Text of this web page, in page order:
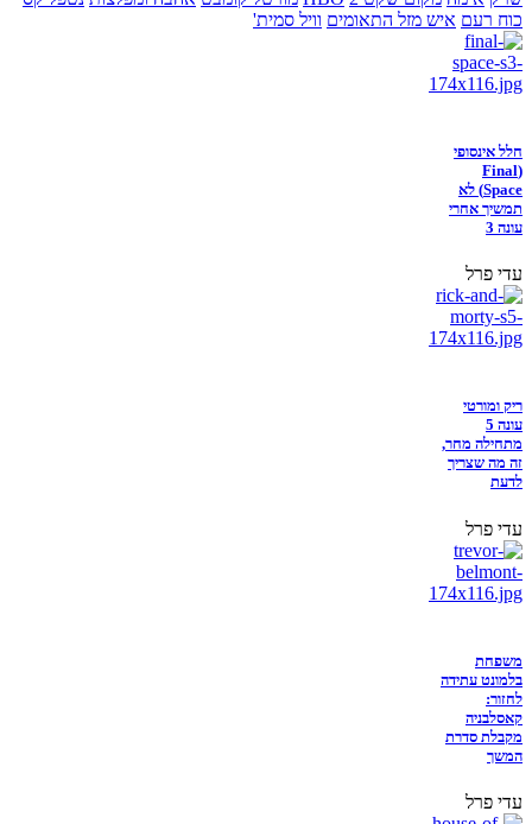
כוח רעם איש מזל התאומים וויל סמית'
חלל אינסופי
(Final
Space) לא
תמשיך אחרי
עונה 3
עדי פרל
ריק ומורטי
עונה 5
מתחילה מחר,
זה מה שצריך
לדעת
עדי פרל
משפחת
בלמונט עתידה
לחזור:
קאסלבניה
מקבלת סדרת
המשך
עדי פרל